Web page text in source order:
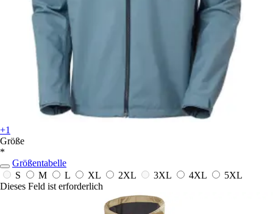
+1
Größe
*
Größentabelle
S
M L XL 2XL 3XL 4XL
5XL
Dieses Feld ist erforderlich